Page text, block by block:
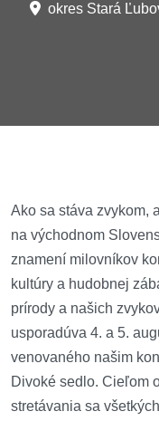
okres Stará
Ako sa stáva zvykom,
na východnom
znamení milovníkov
kultúry a hudobnej
prírody a našich
usporadúva 4. a 5.
venovaného našim
Divoké sedlo. Cieľom
stretávania sa